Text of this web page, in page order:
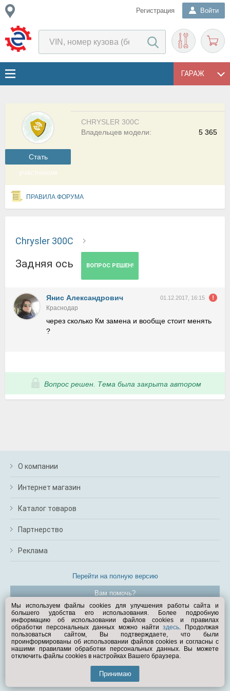
Регистрация Войти
ГАРАЖ
Cтать
участником
CHRYSLER 300C
5 365
Владельцев модели:
ПРАВИЛА ФОРУМА
Chrysler 300C
Задняя ось ВОПРОС РЕШЕН!
Янис Александрович 01.12.2017, 16:15
Краснодар
через сколько Км замена и вообще стоит менять
?
Вопрос решен. Тема была закрыта автором
О компании
Интернет магазин
Каталог товаров
Партнерство
Реклама
Перейти на полную версию
Вам помочь?
© Exist.ru 1998—2026
Мы используем файлы cookies для улучшения работы сайта и
большего удобства его использования. Более подробную
информацию об использовании файлов cookies и правилах
обработки персональных данных можно найтиздесь. Продолжая
пользоваться сайтом, Вы подтверждаете, что были
проинформированы об использовании файлов cookies и согласны с
нашими правилами обработки персональных данных. Вы можете
отключить файлы cookies в настройках Вашего браузера.
Принимаю